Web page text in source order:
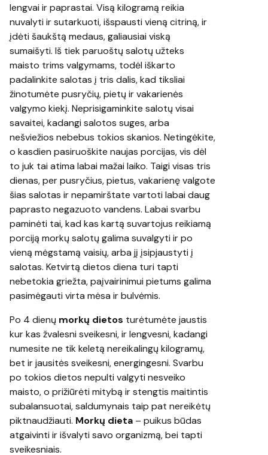
lengvai ir paprastai. Visą kilogramą reikia
nuvalyti ir sutarkuoti, išspausti vieną citriną, ir
įdėti šaukštą medaus, galiausiai viską
sumaišyti. Iš tiek paruoštų salotų užteks
maisto trims valgymams, todėl iškarto
padalinkite salotas į tris dalis, kad tiksliai
žinotumėte pusryčių, pietų ir vakarienės
valgymo kiekį. Neprisigaminkite salotų visai
savaitei, kadangi salotos suges, arba
nešviežios nebebus tokios skanios. Netingėkite,
o kasdien pasiruoškite naujas porcijas, vis dėl
to juk tai atima labai mažai laiko. Taigi visas tris
dienas, per pusryčius, pietus, vakarienę valgote
šias salotas ir nepamirštate vartoti labai daug
paprasto negazuoto vandens. Labai svarbu
paminėti tai, kad kas kartą suvartojus reikiamą
porciją morkų salotų galima suvalgyti ir po
vieną mėgstamą vaisių, arba jį įsipjaustyti į
salotas. Ketvirtą dietos diena turi tapti
nebetokia griežta, paįvairinimui pietums galima
pasimėgauti virta mėsa ir bulvėmis.
Po 4 dienų morkų dietos turėtumėte jaustis
kur kas žvalesni sveikesni, ir lengvesni, kadangi
numesite ne tik keletą nereikalingų kilogramų,
bet ir jausitės sveikesni, energingesni. Svarbu
po tokios dietos nepulti valgyti nesveiko
maisto, o prižiūrėti mitybą ir stengtis maitintis
subalansuotai, saldumynais taip pat nereikėtų
piktnaudžiauti. Morkų dieta – puikus būdas
atgaivinti ir išvalyti savo organizmą, bei tapti
sveikesniais.